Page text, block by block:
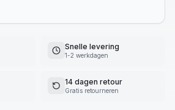
Snelle levering
1-2 werkdagen
14 dagen retour
Gratis retourneren